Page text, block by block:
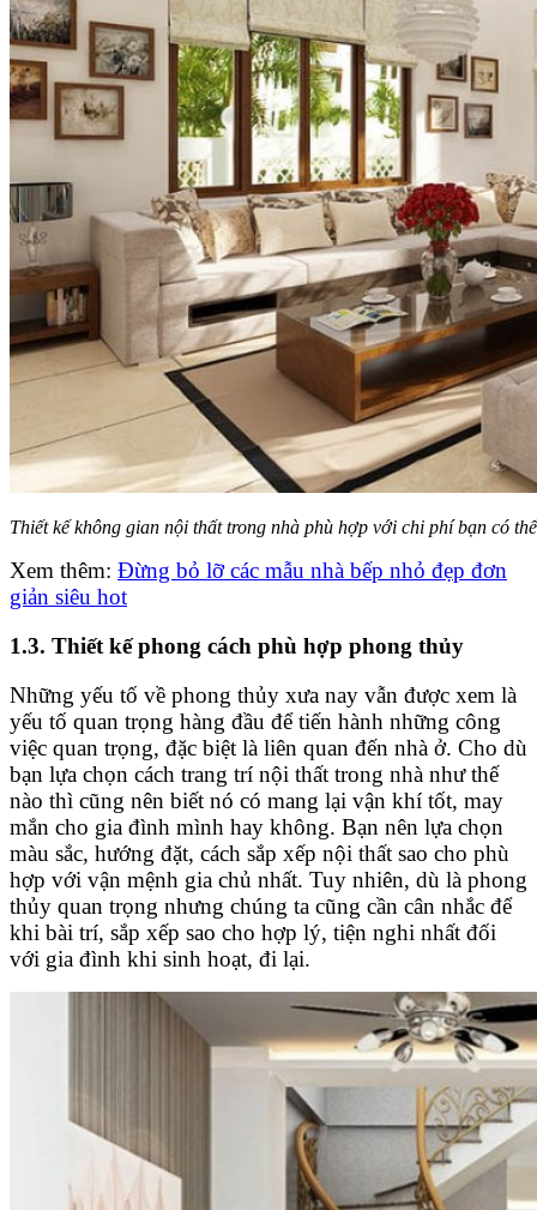
Thiết kế không gian nội thất trong nhà phù hợp với chi phí bạn có
Xem thêm: Đừng bỏ lỡ các mẫu nhà bếp nhỏ đẹp đơn
giản siêu hot
1.3. Thiết kế phong cách phù hợp phong thủy
Những yếu tố về phong thủy xưa nay vẫn được xem là
yếu tố quan trọng hàng đầu để tiến hành những công
việc quan trọng, đặc biệt là liên quan đến nhà ở. Cho dù
bạn lựa chọn cách trang trí nội thất trong nhà như thế
nào thì cũng nên biết nó có mang lại vận khí tốt, may
mắn cho gia đình mình hay không. Bạn nên lựa chọn
màu sắc, hướng đặt, cách sắp xếp nội thất sao cho phù
hợp với vận mệnh gia chủ nhất. Tuy nhiên, dù là phong
thủy quan trọng nhưng chúng ta cũng cần cân nhắc để
khi bài trí, sắp xếp sao cho hợp lý, tiện nghi nhất đối
với gia đình khi sinh hoạt, đi lại.